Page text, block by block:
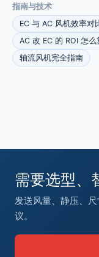
指南与技术
EC 与 AC 风机效率对
AC 改 EC 的 ROI 怎么
轴流风机完全指南
需要选型、
发送风量、静压、
议。